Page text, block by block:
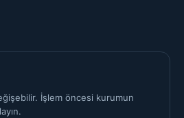
İşlem öncesi kurumun